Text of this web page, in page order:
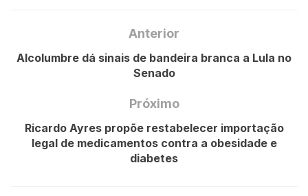
Anterior
Alcolumbre dá sinais de bandeira branca a Lula no
Senado
Próximo
Ricardo Ayres propõe restabelecer importação
legal de medicamentos contra a obesidade e
diabetes